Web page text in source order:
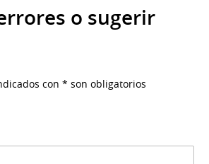
o sugerir
con * son obligatorios